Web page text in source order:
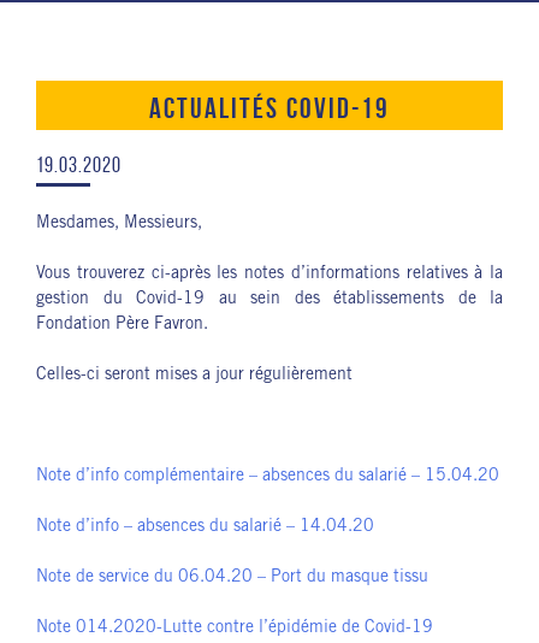
ACTUALITÉS COVID-19
19.03.2020
Mesdames, Messieurs,
Vous trouverez ci-après les notes d’informations relatives à la
gestion du Covid-19 au sein des établissements de la
Fondation Père Favron.
Celles-ci seront mises a jour régulièrement
Note d’info complémentaire – absences du salarié – 15.04.20
Note d’info – absences du salarié – 14.04.20
Note de service du 06.04.20 – Port du masque tissu
Note 014.2020-Lutte contre l’épidémie de Covid-19